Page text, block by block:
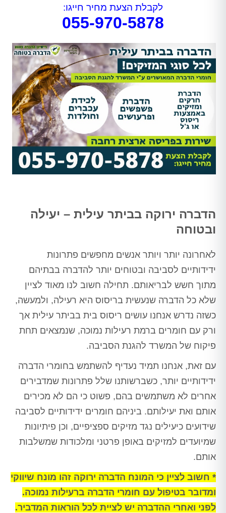
לקבלת הצעת מחיר חייגו:
055-970-5878
הדברה ירוקה בביתר עילית – יעילה
ובטוחה
לאחרונה יותר ויותר אנשים מחפשים פתרונות
ידידותיים לסביבה ובטוחים יותר להדברה בבתיהם
מתוך חשש לבריאותם. תחילה חשוב לנו מאוד לציין
שלא כל הדברה שנעשית בריסוס היא רעילה, ולמעשה,
כשזה נדרש אנחנו עושים ריסוס בית בביתר עילית אך
ורק עם חומרים ברמת רעילות נמוכה, שנמצאים תחת
פיקוח של המשרד להגנת הסביבה.
עם זאת, אנחנו תמיד נעדיף להשתמש בחומרי הדברה
ידידותיים יותר, כשברשותנו שלל פתרונות שמדבירים
אחרים לא משתמשים בהם, פשוט כי הם לא מכירים
אותם ואת יעילותם. ביניהם חומרים ידידותיים לסביבה
שידועים כיעילים נגד מזיקים ספציפיים, וכן פיתיונות
שמיועדים למזיקים באופן פרטני ומלכודות שמשלבות
אותם.
* חשוב לציין כי המונח הדברה ירוקה זהו מונח שיווקי
ומדובר בטיפול עם חומרי הדברה ברעילות נמוכה.
לפני ואחרי ההדברה יש לציית לכל הוראות המדביר.